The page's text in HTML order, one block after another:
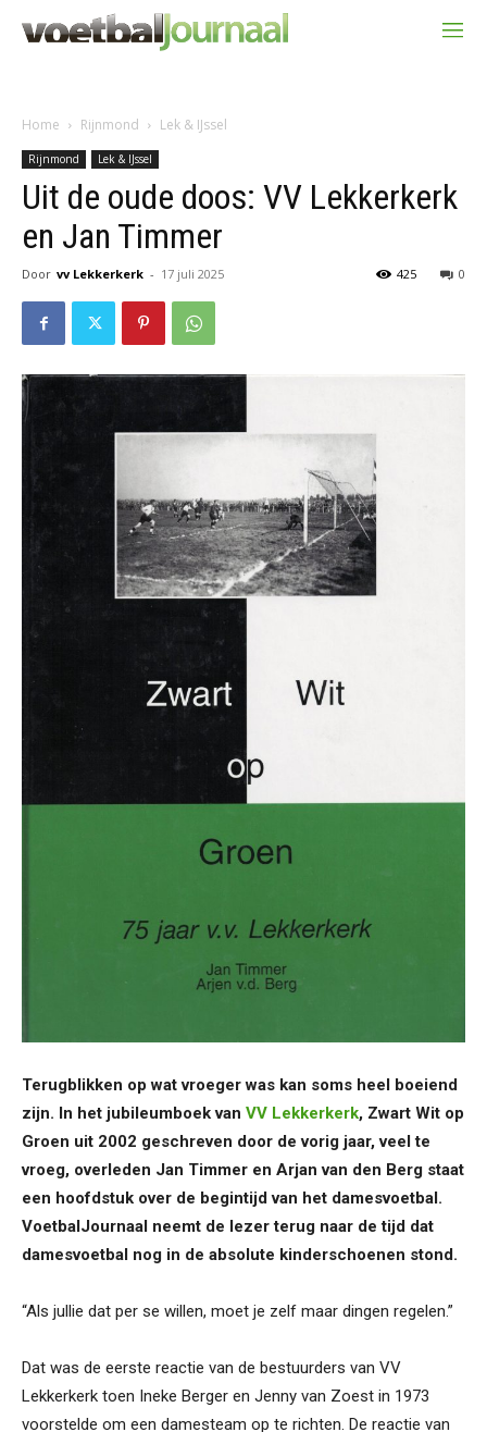
Home Rijnmond Lek & IJssel
Rijnmond Lek & IJssel
Uit de oude doos: VV Lekkerkerk
en Jan Timmer
Door vv Lekkerkerk - 17 juli 2025 0
425
Terugblikken op wat vroeger was kan soms heel boeiend
zijn. In het jubileumboek van VV Lekkerkerk, Zwart Wit op
Groen uit 2002 geschreven door de vorig jaar, veel te
vroeg, overleden Jan Timmer en Arjan van den Berg staat
een hoofdstuk over de begintijd van het damesvoetbal.
VoetbalJournaal neemt de lezer terug naar de tijd dat
damesvoetbal nog in de absolute kinderschoenen stond.
“Als jullie dat per se willen, moet je zelf maar dingen regelen.”
Dat was de eerste reactie van de bestuurders van VV
Lekkerkerk toen Ineke Berger en Jenny van Zoest in 1973
voorstelde om een damesteam op te richten. De reactie van